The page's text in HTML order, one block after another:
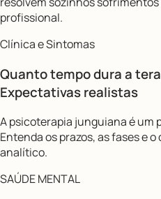
profissional.
Clínica e Sintomas
Quanto tempo dura a
Expectativas realistas
A psicoterapia junguiana é um
Entenda os prazos, as fases e
analítico.
SAÚDE MENTAL